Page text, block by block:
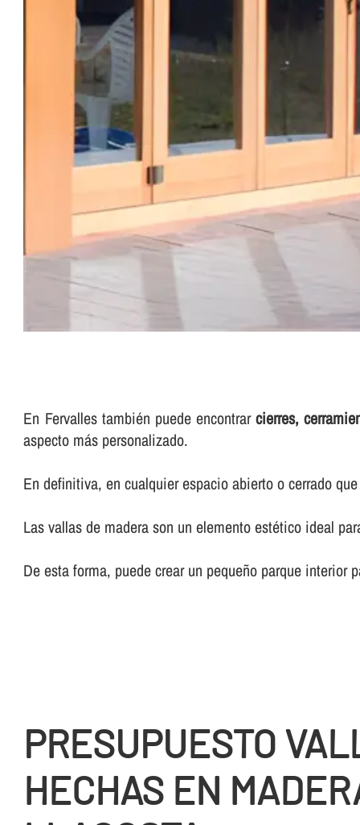
En Fervalles también puede encontrarcierres,
aspecto más personalizado.
En definitiva, en cualquier espacio abierto o cerrado
Las vallas de madera son un elemento estético ideal
De esta forma, puede crear un pequeño parque
PRESUPUESTO
HECHAS EN